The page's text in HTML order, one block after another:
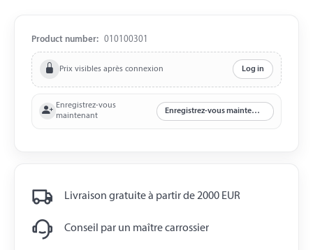
Product number: 010100301
Prix visibles après connexion Log in
Enregistrez-vous
maintenant
Enregistrez-vous maintenant
Livraison gratuite à partir de 2000 EUR
Conseil par un maître carrossier